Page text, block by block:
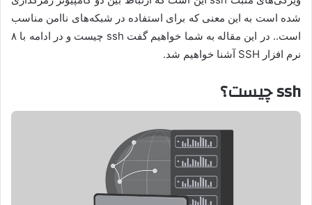
شده است به این معنی که برای استفاده در شبکه‌های ناامن مناسب
است.. در این مقاله به شما خواهیم گفت ssh چیست و در ادامه با ۸
نرم افزار SSH آشنا خواهیم شد.
ssh چیست؟